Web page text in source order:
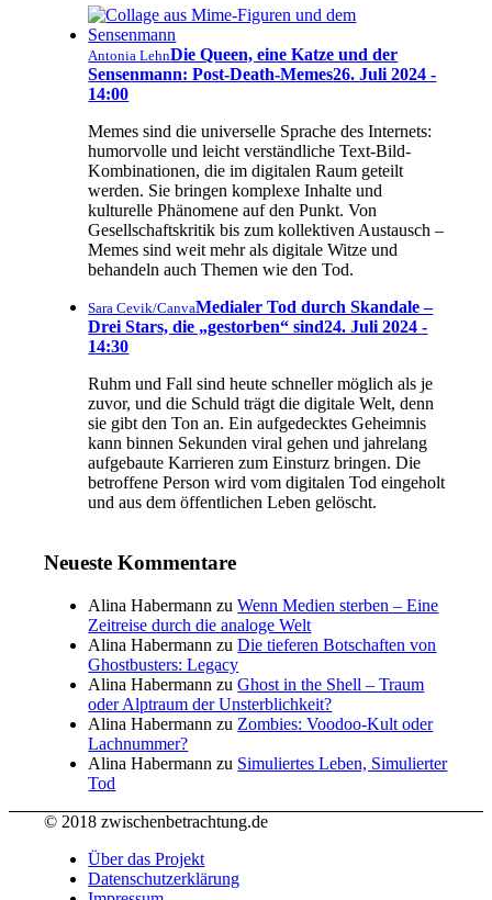
Antonia LehnDie Queen, eine Katze und der
Sensenmann: Post-Death-Memes26. Juli 2024 -
14:00
Memes sind die universelle Sprache des Internets:
humorvolle und leicht verständliche Text-Bild-
Kombinationen, die im digitalen Raum geteilt
werden. Sie bringen komplexe Inhalte und
kulturelle Phänomene auf den Punkt. Von
Gesellschaftskritik bis zum kollektiven Austausch –
Memes sind weit mehr als digitale Witze und
behandeln auch Themen wie den Tod.
Sara Cevik/CanvaMedialer Tod durch Skandale –
Drei Stars, die „gestorben“ sind24. Juli 2024 -
14:30
Ruhm und Fall sind heute schneller möglich als je
zuvor, und die Schuld trägt die digitale Welt, denn
sie gibt den Ton an. Ein aufgedecktes Geheimnis
kann binnen Sekunden viral gehen und jahrelang
aufgebaute Karrieren zum Einsturz bringen. Die
betroffene Person wird vom digitalen Tod eingeholt
und aus dem öffentlichen Leben gelöscht.
Neueste Kommentare
Alina Habermann zuWenn Medien sterben – Eine
Zeitreise durch die analoge Welt
Alina Habermann zuDie tieferen Botschaften von
Ghostbusters: Legacy
Alina Habermann zuGhost in the Shell – Traum
oder Alptraum der Unsterblichkeit?
Alina Habermann zu Zombies: Voodoo-Kult oder
Lachnummer?
Alina Habermann zu Simuliertes Leben, Simulierter
Tod
© 2018 zwischenbetrachtung.de
Über das Projekt
Datenschutzerklärung